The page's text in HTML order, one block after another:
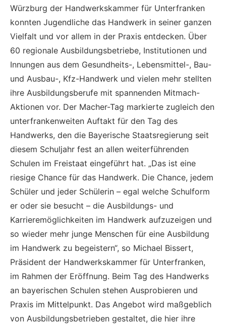
Würzburg der Handwerkskammer für Unterfranken
konnten Jugendliche das Handwerk in seiner ganzen
Vielfalt und vor allem in der Praxis entdecken. Über
60 regionale Ausbildungsbetriebe, Institutionen und
Innungen aus dem Gesundheits-, Lebensmittel-, Bau-
und Ausbau-, Kfz-Handwerk und vielen mehr stellten
ihre Ausbildungsberufe mit spannenden Mitmach-
Aktionen vor. Der Macher-Tag markierte zugleich den
unterfrankenweiten Auftakt für den Tag des
Handwerks, den die Bayerische Staatsregierung seit
diesem Schuljahr fest an allen weiterführenden
Schulen im Freistaat eingeführt hat. „Das ist eine
riesige Chance für das Handwerk. Die Chance, jedem
Schüler und jeder Schülerin – egal welche Schulform
er oder sie besucht – die Ausbildungs- und
Karrieremöglichkeiten im Handwerk aufzuzeigen und
so wieder mehr junge Menschen für eine Ausbildung
im Handwerk zu begeistern“, so Michael Bissert,
Präsident der Handwerkskammer für Unterfranken,
im Rahmen der Eröffnung. Beim Tag des Handwerks
an bayerischen Schulen stehen Ausprobieren und
Praxis im Mittelpunkt. Das Angebot wird maßgeblich
von Ausbildungsbetrieben gestaltet, die hier ihre